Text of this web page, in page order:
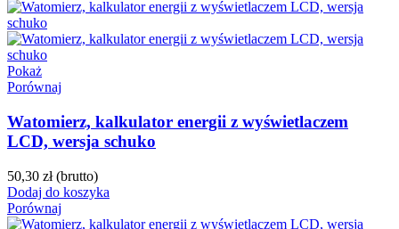
Pokaż
Porównaj
Watomierz, kalkulator energii z wyświetlaczem
LCD, wersja schuko
50,30 zł (brutto)
Dodaj do koszyka
Porównaj